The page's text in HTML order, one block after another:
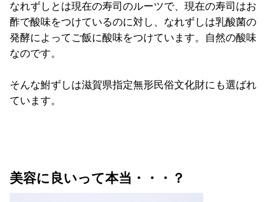
なれずしとは現在の寿司のルーツで、現在の寿司はお
酢で酸味をつけているのに対し、なれずしは乳酸菌の
発酵によってご飯に酸味をつけています。自然の酸味
なのです。
そんな鮒ずしは滋賀県指定無形民俗文化財にも選ばれ
ています。
美容に良いって本当・・・？